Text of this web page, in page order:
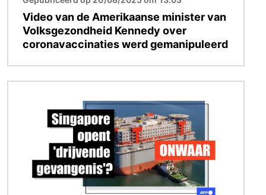
Video van de Amerikaanse minister van
Volksgezondheid Kennedy over
coronavaccinaties werd gemanipuleerd